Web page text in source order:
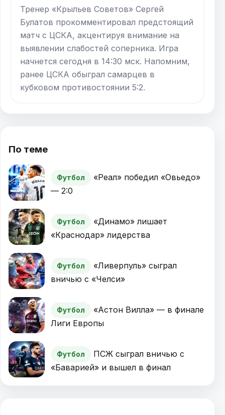
Тренер «Крыльев Советов» Сергей
Булатов прокомментировал предстоящий
матч с ЦСКА, акцентируя внимание на
выявлении слабостей соперника. Игра
начнется сегодня в 14:30 мск. Напомним,
ранее ЦСКА обыграл самарцев в
кубковом противостоянии 5:2.
По теме
Футбол
«Реал» победил «Овьедо»
— 2:0
Футбол
«Динамо» лишает
«Краснодар» лидерства
Футбол
«Ливерпуль» сыграл
вничью с «Челси»
Футбол
«Астон Вилла» — в финале
Лиги Европы
Футбол
ПСЖ сыграл вничью с
«Баварией» и вышел в финал